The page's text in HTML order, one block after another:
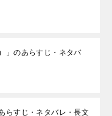
」のあらすじ・ネタバ
らすじ・ネタバレ・長文